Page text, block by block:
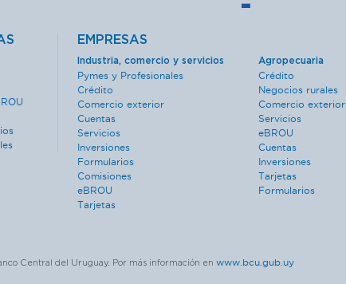
EMPRESAS
Industria, comercio y servicios
Pymes y Profesionales
Crédito
Comercio exterior
Cuentas
Servicios
Inversiones
Formularios
Comisiones
eBROU
Tarjetas
Agropecuaria
Crédito
Negocios rurales
Comercio exterior
Servicios
eBROU
Cuentas
Inversiones
Tarjetas
Formularios
Central del Uruguay. Por más información en www.bcu.gub.uy